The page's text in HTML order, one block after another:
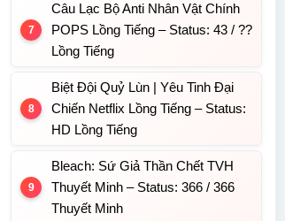
Câu Lạc Bộ Anti Nhân Vật Chính
POPS Lồng Tiếng – Status: 43 / ??
Lồng Tiếng
Biệt Đội Quỷ Lùn | Yêu Tinh Đại
Chiến Netflix Lồng Tiếng – Status:
HD Lồng Tiếng
Bleach: Sứ Giả Thần Chết TVH
Thuyết Minh – Status: 366 / 366
Thuyết Minh